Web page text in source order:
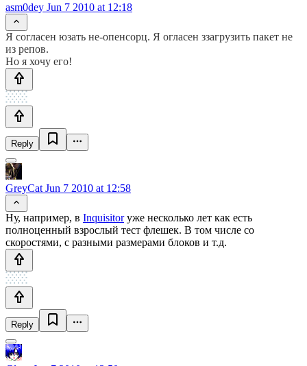
asm0dey Jun 7 2010 at 12:18
Я согласен юзать не-опенсорц. Я огласен ззагрузить пакет не
из репов.
Но я хочу его!
Reply
GreyCat Jun 7 2010 at 12:58
Ну, например, в Inquisitorуже несколько лет как есть
полноценный взрослый тест флешек. В том числе со
скоростями, с разными размерами блоков и т.д.
Reply